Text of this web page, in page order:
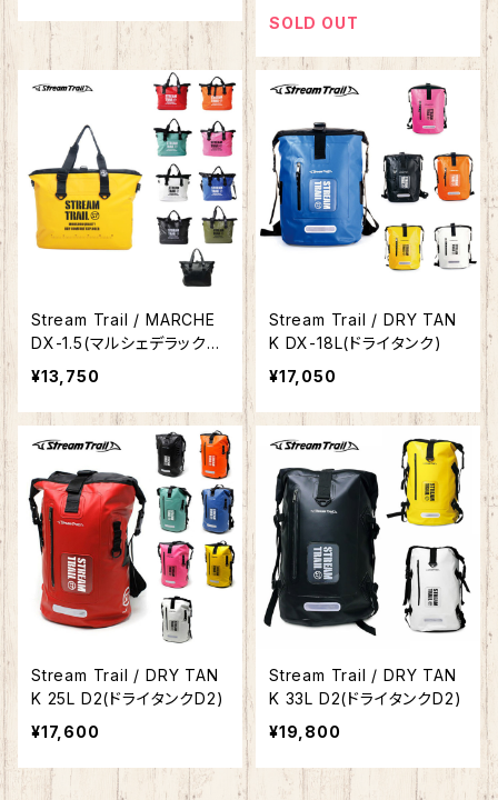
SOLD OUT
Stream Trail / MARCHE
DX-1.5(マルシェデラック
ス)
¥13,750
Stream Trail / DRY TAN
K DX-18L(ドライタンク)
¥17,050
Stream Trail / DRY TAN
K 25L D2(ドライタンクD2)
¥17,600
Stream Trail / DRY TAN
K 33L D2(ドライタンクD2)
¥19,800